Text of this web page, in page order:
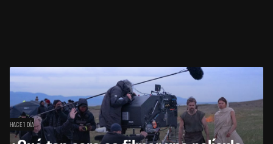
HACE 1 DÍA